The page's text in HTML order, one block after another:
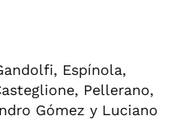
Espínola,
Pellerano,
Gómez y Luciano